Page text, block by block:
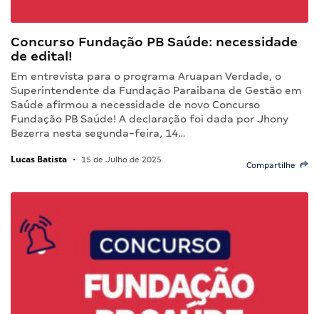
Concurso Fundação PB Saúde: necessidade
de edital!
Em entrevista para o programa Aruapan Verdade, o
Superintendente da Fundação Paraibana de Gestão em
Saúde afirmou a necessidade de novo Concurso
Fundação PB Saúde! A declaração foi dada por Jhony
Bezerra nesta segunda-feira, 14…
Lucas Batista • 15 de Julho de 2025
Compartilhe